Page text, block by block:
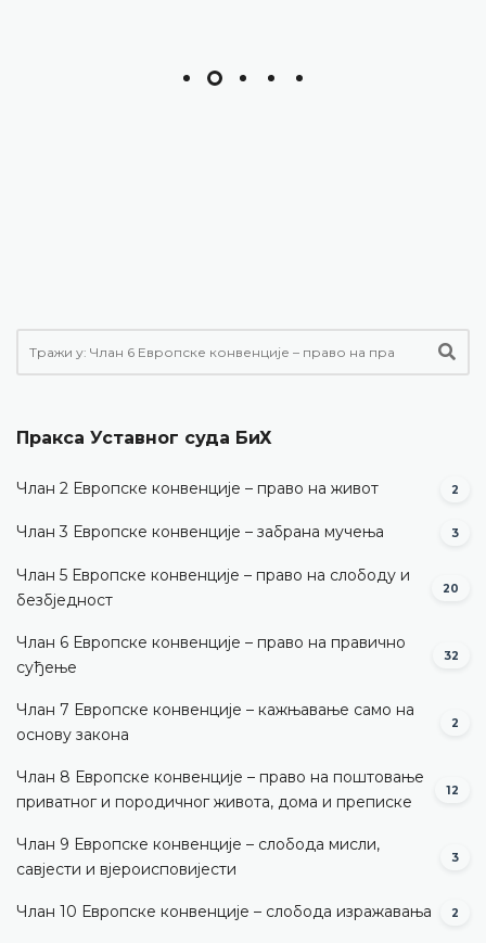
Пракса Уставног суда БиХ
Члан 2 Европске конвенције – право на живот 2
Члан 3 Европске конвенције – забрана мучења 3
Члан 5 Европске конвенције – право на слободу и
безбједност
20
Члан 6 Европске конвенције – право на правично
суђење
32
Члан 7 Европске конвенције – кажњавање само на
основу закона
2
Члан 8 Европске конвенције – право на поштовање
приватног и породичног живота, дома и преписке
12
Члан 9 Европске конвенције – слобода мисли,
савјести и вјероисповијести
3
Члан 10 Европске конвенције – слобода изражавања 2